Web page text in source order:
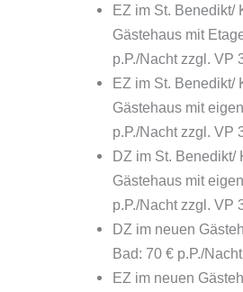
EZ im St. Benedikt/
Gästehaus mit
p.P./Nacht zzgl. VP
EZ im St. Benedikt/
Gästehaus mit
p.P./Nacht zzgl. VP
DZ im St. Benedikt/
Gästehaus mit
p.P./Nacht zzgl. VP
DZ im neuen
Bad: 70 € p.P./
EZ im neuen